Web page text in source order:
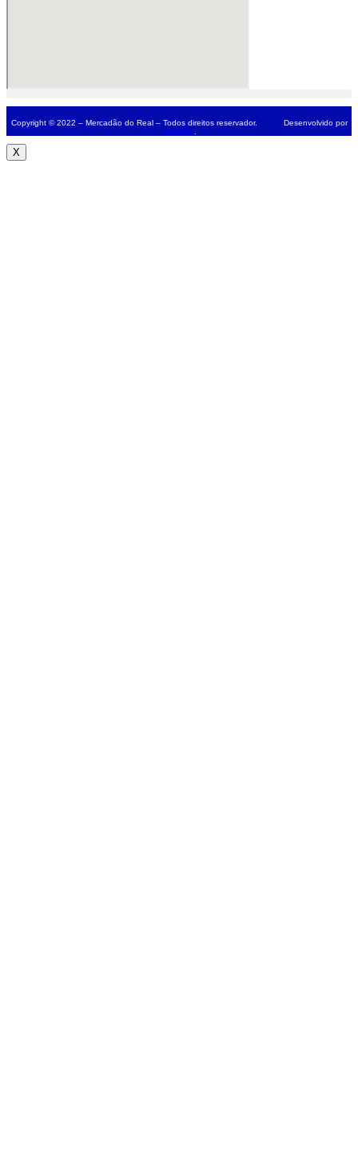
Copyright © 2022 – Mercadão do Real – Todos direitos reservador. Desenvolvido por
WebDep.
X